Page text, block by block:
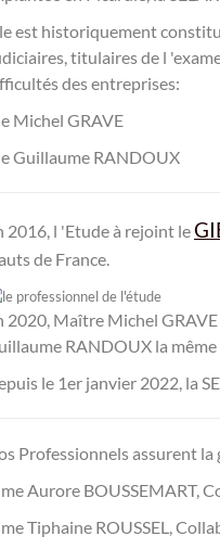
est historiquement
titulaires de l
des entreprises:
Michel GRAVE
Guillaume RANDOUX
2016, l 'Etude à rejoint le
de France.
2020, Maître Michel
RANDOUX la même
le 1er janvier 2022, la
Professionnels assurent
Aurore BOUSSEMART,
Tiphaine ROUSSEL,